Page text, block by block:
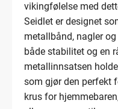
vikingfølelse med
Seidlet er designet
metallbånd, nagler
både stabilitet og en
metallinnsatsen
som gjør den perfekt
krus for